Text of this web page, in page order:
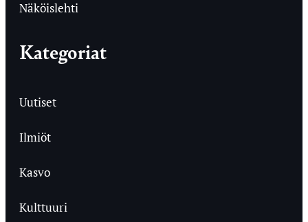
Näköislehti
Kategoriat
Uutiset
Ilmiöt
Kasvo
Kulttuuri